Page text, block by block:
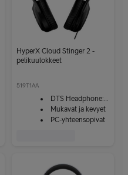
HyperX Cloud Stinger 2 -
pelikuulokkeet
519T1AA
DTS Headphone:X -tilaääni
Mukavat ja kevyet
PC-yhteensopivat